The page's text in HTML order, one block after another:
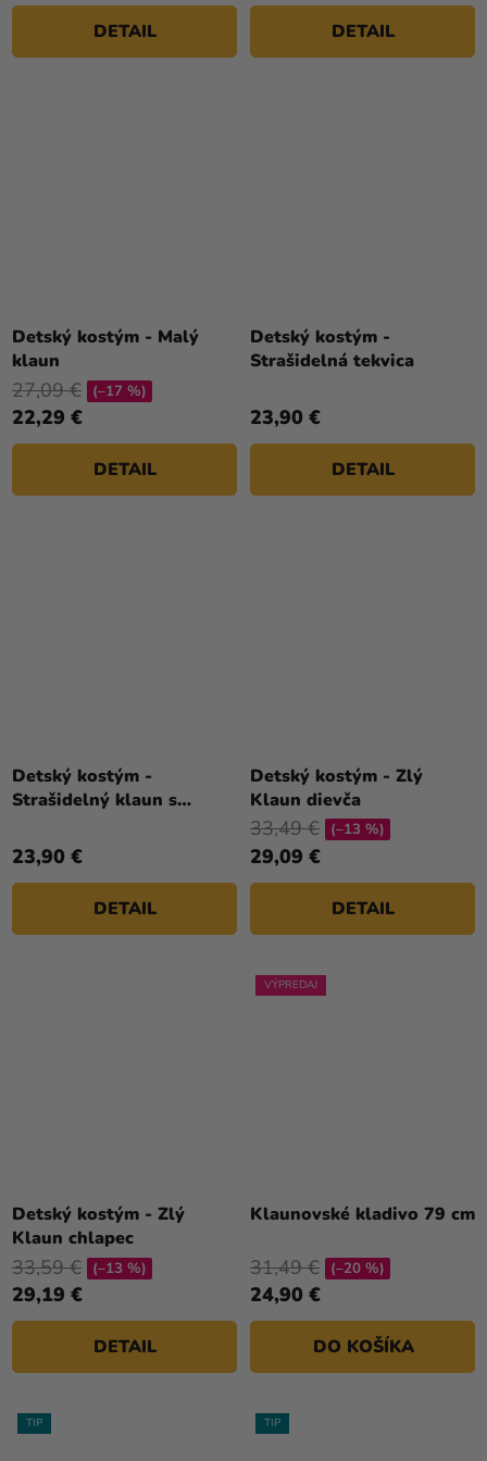
DETAIL
5
hviezdičiek.
DETAIL
Detský kostým - Malý
klaun
22,29 €
27,09 € (–17 %)
DETAIL
Detský kostým -
Strašidelná tekvica
23,90 €
DETAIL
Detský kostým -
Strašidelný klaun s
23,90 €
DETAIL
Detský kostým - Zlý
Klaun dievča
29,09 €
33,49 € (–13 %)
DETAIL
Detský kostým - Zlý
Klaun chlapec
29,19 €
33,59 € (–13 %)
DETAIL
VÝPREDAJ
Klaunovské kladivo 79 cm
24,90 €
31,49 € (–20 %)
DO KOŠÍKA
TIP TIP